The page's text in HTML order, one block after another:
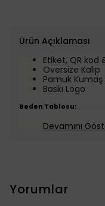
Ürün Açıklaması
Etiket, QR kod
Oversize Kalıp
Pamuk Kumaş
Baskı Logo
Beden Tablosu:
Devamını
Yorumlar